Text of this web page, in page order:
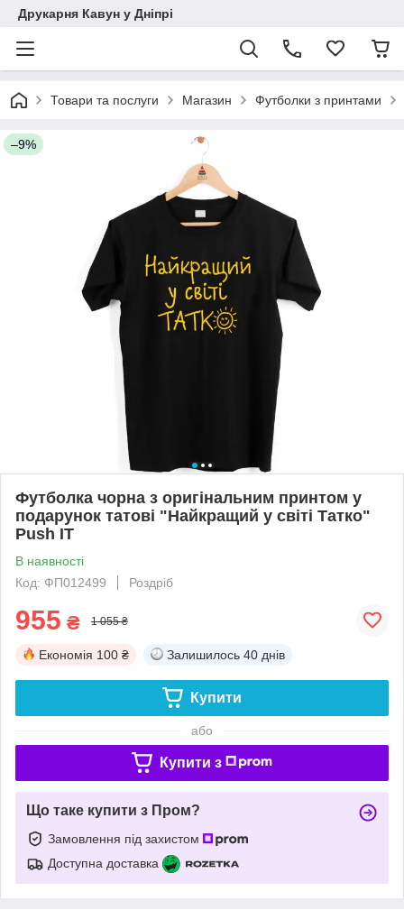
Друкарня Кавун у Дніпрі
Товари та послуги Магазин Футболки з принтами
–9%
Футболка чорна з оригінальним принтом у
подарунок татові "Найкращий у світі Татко"
Push IT
В наявності
Код: ФП012499
Роздріб
955 ₴ 1 055 ₴
Економія 100 ₴ Залишилось 40 днів
Купити
або
Купити з
Що таке купити з Пром?
Замовлення під захистом
Доступна доставка